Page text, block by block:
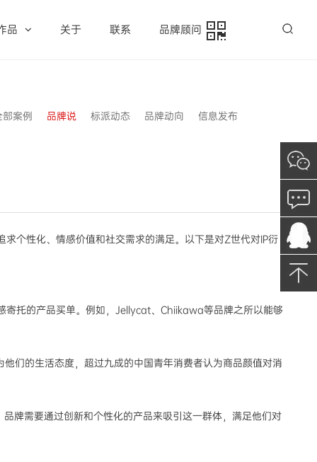
品 关于 联系 品牌顾问
部案例 品牌说 标派动态 品牌动向 信息发布
个性化、情感价值和社交需求的满足。以下是对Z世代对IP衍
的产品买单。例如，Jellycat、Chiikawa等品牌之所以能够
的生活态度，超过九成的中国青年消费者认为商品颜值对消
需要通过创新和个性化的产品来吸引这一群体，满足他们对